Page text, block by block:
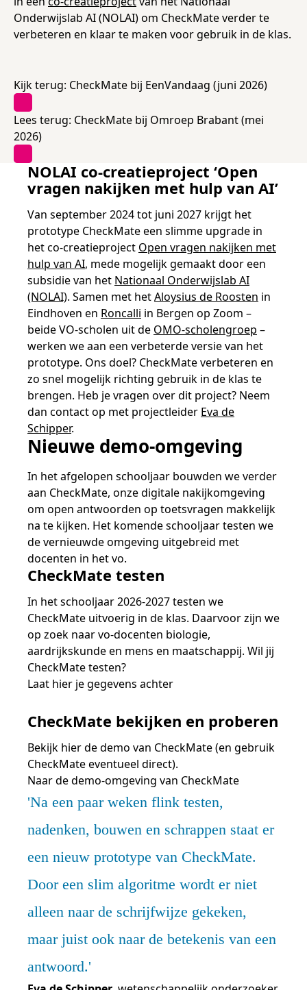
Snel naar
Samen bouwen voor het vo
Nieuwsbrief Kijk- en luistertoetsen
Snel naar
Training Toetsdeskundige
Training Examencommissie
Aanmelden nieuwsbrief ho
Snel naar
Academische Woordenschattoets
Onze opdrachtgevers
Alfabetisering
Snel naar
Alfa-toetsen Volwassenenonderwijs
Alfa-toetsen ISK
Snel naar
NLQF kwalificatie
Zorg & welzijn
Nienke Elijzen
Kim Hendriks-Cornelissen
Saila Kiriwenno-Dovermann
Peter van den Berg
Wouter Roelofs
Promotieonderzoek
Snel naar
Themadossier basisvaardigheden
Een toets beoordelen
De leeropbrengst van toetsen
Kennisbank Stichting Cito
Toetstechnische begrippenlijst
Werken bij
Docenten gezocht
Zzp-trainers gezocht
Stageopdrachten
Collega's aan het woord
Onderwijslab AI (NOLAI) om CheckMate verder te
verbeteren en klaar te maken voor gebruik in de klas.
Kijk terug: CheckMate bij EenVandaag (juni 2026)
Lees terug: CheckMate bij Omroep Brabant (mei
2026)
NOLAI co-creatieproject ‘Open
vragen nakijken met hulp van AI’
Van september 2024 tot juni 2027 krijgt het
prototype CheckMate een slimme upgrade in
het co-creatieproject Open vragen nakijken met
hulp van AI, mede mogelijk gemaakt door een
subsidie van het Nationaal Onderwijslab AI
(NOLAI). Samen met hetAloysius de Roosten in
Eindhoven en Roncalli in Bergen op Zoom –
beide VO-scholen uit de OMO-scholengroep –
werken we aan een verbeterde versie van het
prototype. Ons doel? CheckMate verbeteren en
zo snel mogelijk richting gebruik in de klas te
brengen. Heb je vragen over dit project? Neem
dan contact op met projectleider Eva de
Schipper.
Nieuwe demo-omgeving
In het afgelopen schooljaar bouwden we verder
aan CheckMate, onze digitale nakijkomgeving
om open antwoorden op toetsvragen makkelijk
na te kijken. Het komende schooljaar testen we
de vernieuwde omgeving uitgebreid met
docenten in het vo.
CheckMate testen
In het schooljaar 2026-2027 testen we
CheckMate uitvoerig in de klas. Daarvoor zijn we
op zoek naar vo-docenten biologie,
aardrijkskunde en mens en maatschappij. Wil jij
CheckMate testen?
Laat hier je gegevens achter
CheckMate bekijken en proberen
Bekijk hier de demo van CheckMate (en gebruik
CheckMate eventueel direct).
Naar de demo-omgeving van CheckMate
Na een paar weken flink testen,
nadenken, bouwen en schrappen staat er
een nieuw prototype van CheckMate.
Door een slim algoritme wordt er niet
alleen naar de schrijfwijze gekeken,
maar juist ook naar de betekenis van een
antwoord.